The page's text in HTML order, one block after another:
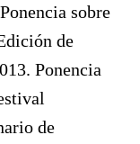
sobre
de
Ponencia
de